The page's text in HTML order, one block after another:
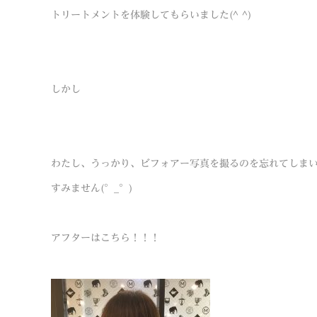
トリートメントを体験してもらいました(^ ^)
しかし
わたし、うっかり、ビフォアー写真を撮るのを忘れてし
すみません(°_°)
アフターはこちら！！！